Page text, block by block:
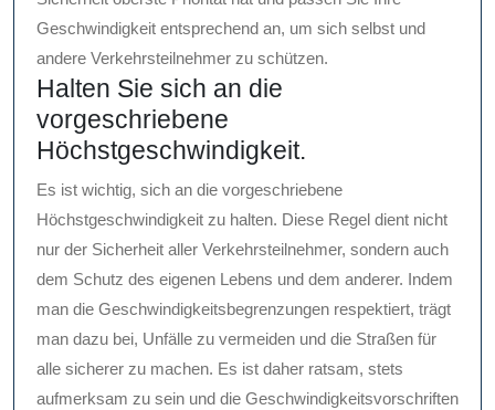
Geschwindigkeit entsprechend an, um sich selbst und
andere Verkehrsteilnehmer zu schützen.
Halten Sie sich an die
vorgeschriebene
Höchstgeschwindigkeit.
Es ist wichtig, sich an die vorgeschriebene
Höchstgeschwindigkeit zu halten. Diese Regel dient nicht
nur der Sicherheit aller Verkehrsteilnehmer, sondern auch
dem Schutz des eigenen Lebens und dem anderer. Indem
man die Geschwindigkeitsbegrenzungen respektiert, trägt
man dazu bei, Unfälle zu vermeiden und die Straßen für
alle sicherer zu machen. Es ist daher ratsam, stets
aufmerksam zu sein und die Geschwindigkeitsvorschriften